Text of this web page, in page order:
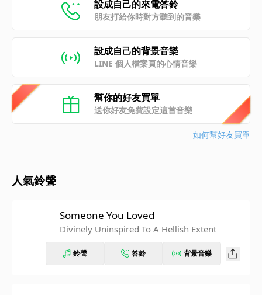
設成自己的來電答鈴
朋友打給你時對方聽到的音樂
設成自己的背景音樂
LINE 個人檔案頁的心情音樂
幫你的好友買單
送你好友免費設定這首音樂
如何幫好友買單
人氣鈴聲
Someone You Loved
Divinely Uninspired To A Hellish Extent
鈴聲 答鈴 背景音樂